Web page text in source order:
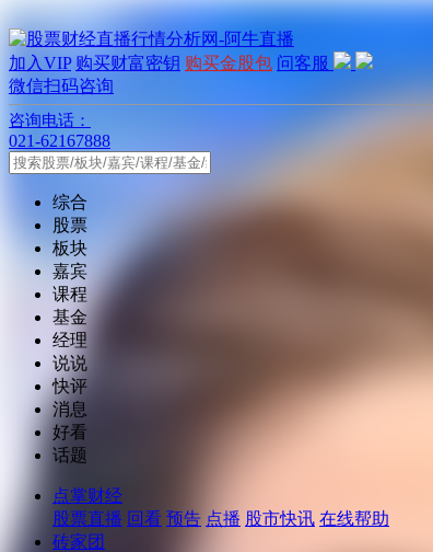
加入VIP 购买财富密钥 购买金股包 问客服
微信扫码咨询
咨询电话：
021-62167888
综合
股票
板块
嘉宾
课程
基金
经理
说说
快评
消息
好看
话题
点掌财经
股票直播 回看 预告 点播 股市快讯 在线帮助
砖家团